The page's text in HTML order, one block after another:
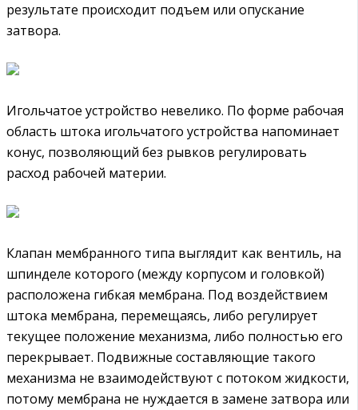
результате происходит подъем или опускание
затвора.
Игольчатое устройство невелико. По форме рабочая
область штока игольчатого устройства напоминает
конус, позволяющий без рывков регулировать
расход рабочей материи.
Клапан мембранного типа выглядит как вентиль, на
шпинделе которого (между корпусом и головкой)
расположена гибкая мембрана. Под воздействием
штока мембрана, перемещаясь, либо регулирует
текущее положение механизма, либо полностью его
перекрывает. Подвижные составляющие такого
механизма не взаимодействуют с потоком жидкости,
потому мембрана не нуждается в замене затвора или